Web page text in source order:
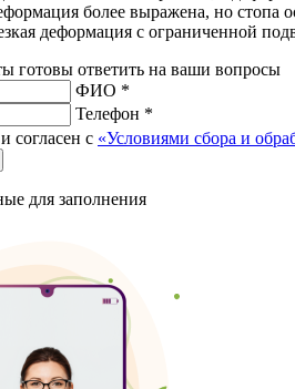
более выражена, но стопа
деформация с ограниченной
готовы ответить на ваши вопросы
ФИО *
Телефон *
согласен с «Условиями сбора и
для заполнения